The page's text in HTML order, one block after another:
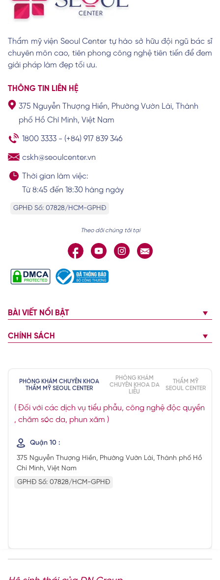
chọn nào tốt hơn?
Xem chi tiết
Cách trị thâm viền môi đơn giản và hiệu
quả nhanh
Cách vệ sinh môi sau khi khử thâm giúp
môi nhanh lành
Thẩm mỹ viện Seoul Center tự hào sở hữu đội ngũ bác sĩ
chuyên môn cao, tiên phong công nghệ tiên tiến để đem
giải pháp làm đẹp tối ưu.
THÔNG TIN LIÊN HỆ
375 Nguyễn Thượng Hiền, Phường Vườn Lài, Thành
phố Hồ Chí Minh, Việt Nam
1800 3333 - (+84) 917 839 346
cskh@seoulcenter.vn
Thời gian làm việc:
Từ 8:45 đến 18:30 hàng ngày
GPHĐ Số: 07828/HCM-GPHĐ
Theo dõi chúng tôi tại
BÀI VIẾT NỔI BẬT
CHÍNH SÁCH
PHÒNG KHÁM CHUYÊN KHOA
THẨM MỸ SEOUL CENTER
PHÒNG KHÁM
CHUYÊN KHOA DA
LIỄU
THẨM MỸ
SEOUL CENTER
( Đối với các dịch vụ tiểu phẫu, công nghệ độc quyền
, chăm sóc da, phun xăm )
Quận 10 :
375 Nguyễn Thượng Hiền, Phường Vườn Lài, Thành phố Hồ
Chí Minh, Việt Nam
GPHĐ Số: 07828/HCM-GPHĐ